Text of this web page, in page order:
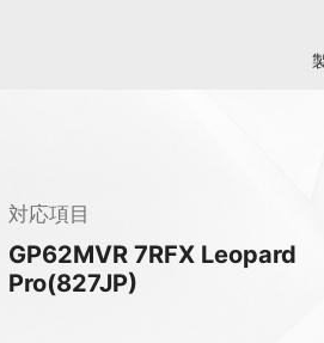
対応項目
GP62MVR 7RFX Leopard
Pro(827JP)